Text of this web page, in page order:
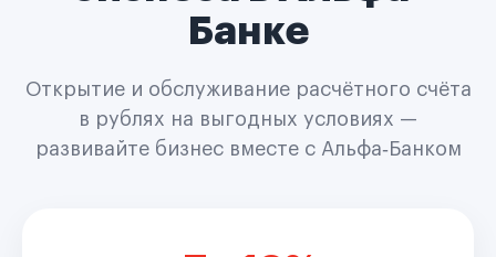
Банке
Открытие и обслуживание расчётного счёта
в рублях на выгодных условиях —
развивайте бизнес вместе с Альфа‑Банком